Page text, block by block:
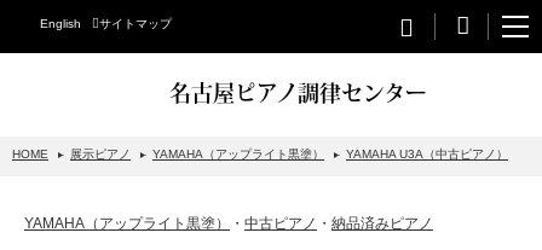
English サイトマップ
名古屋ピアノ調律センター
HOME 展示ピアノ YAMAHA（アップライト黒塗） YAMAHA U3A（中古ピアノ）
YAMAHA（アップライト黒塗） ・ 中古ピアノ ・ 納品済みピアノ